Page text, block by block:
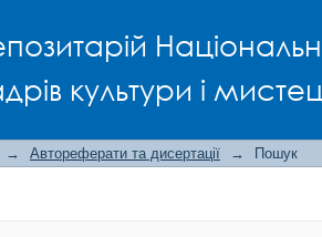
культури і
→ Автореферати та дисертації → Пошук